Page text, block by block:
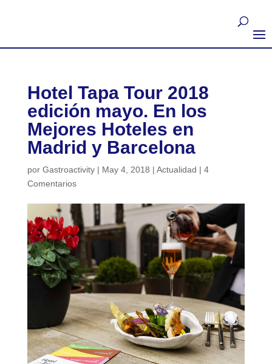
Hotel Tapa Tour 2018
edición mayo. En los
Mejores Hoteles en
Madrid y Barcelona
por Gastroactivity| May 4, 2018 | Actualidad | 4
Comentarios